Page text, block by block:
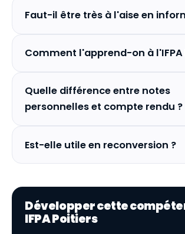
Faut-il être très à l'aise en
Comment l'apprend-on à l'IFPA
Quelle différence entre notes
personnelles et compte rendu ?
Est-elle utile en reconversion ?
Développer cette
IFPA Poitiers